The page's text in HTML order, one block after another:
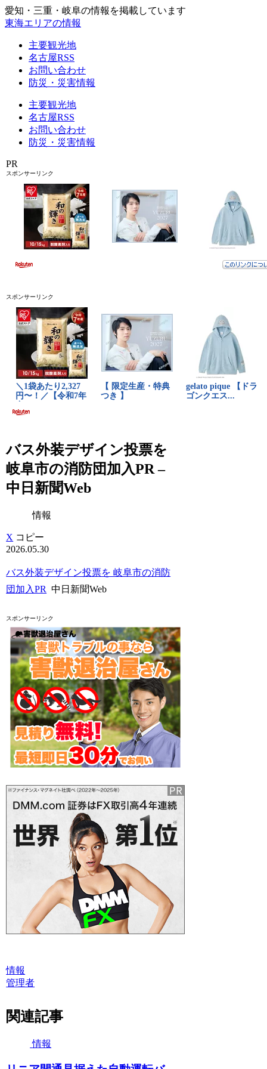
愛知・三重・岐阜の情報を掲載しています
東海エリアの情報
主要観光地
名古屋RSS
お問い合わせ
防災・災害情報
主要観光地
名古屋RSS
お問い合わせ
防災・災害情報
PR
スポンサーリンク
スポンサーリンク
バス外装デザイン投票を
岐阜市の消防団加入PR –
中日新聞Web
情報
X コピー
2026.05.30
バス外装デザイン投票を 岐阜市の消防
団加入PR 中日新聞Web
スポンサーリンク
情報
管理者
関連記事
情報